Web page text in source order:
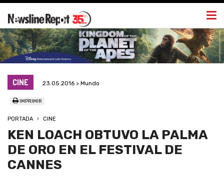
CINE 23.05.2016 > Mundo
IMPRIMIR
PORTADA CINE
KEN LOACH OBTUVO LA PALMA
DE ORO EN EL FESTIVAL DE
CANNES